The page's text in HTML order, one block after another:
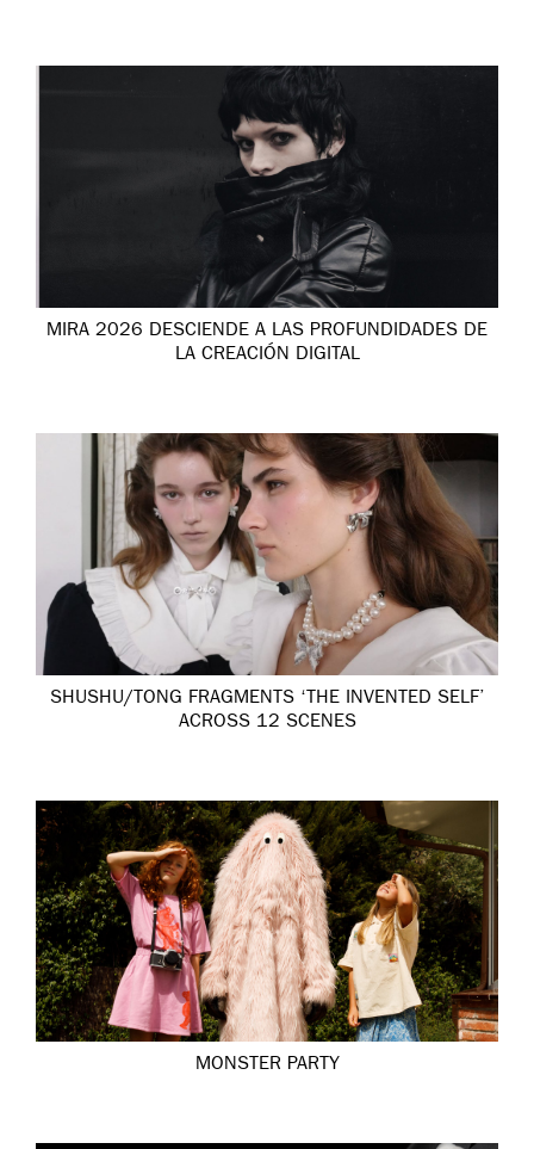
MIRA 2026 DESCIENDE A LAS PROFUNDIDADES DE
LA CREACIÓN DIGITAL
SHUSHU/TONG FRAGMENTS ‘THE INVENTED SELF’
ACROSS 12 SCENES
MONSTER PARTY